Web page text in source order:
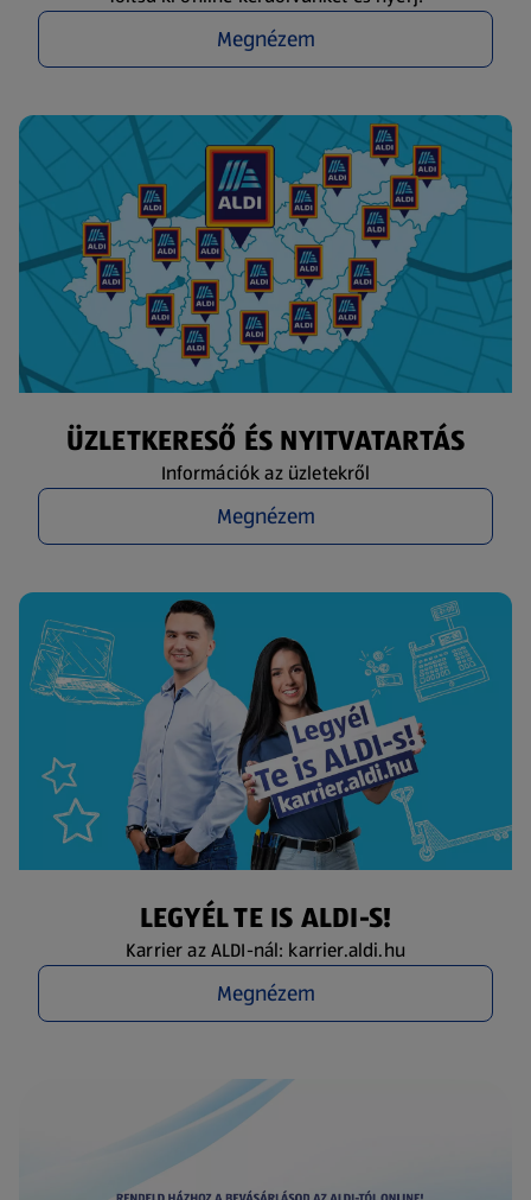
Megnézem
ÜZLETKERESŐ ÉS NYITVATARTÁS
Információk az üzletekről
Megnézem
LEGYÉL TE IS ALDI-S!
Karrier az ALDI-nál: karrier.aldi.hu
Megnézem